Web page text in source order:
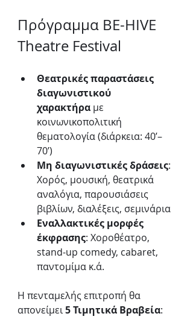
Πρόγραμμα BE-HIVE
Theatre Festival
Θεατρικές παραστάσεις
διαγωνιστικού
χαρακτήρα με
κοινωνικοπολιτική
θεματολογία (διάρκεια: 40’–
70’)
Μη διαγωνιστικές δράσεις:
Χορός, μουσική, θεατρικά
αναλόγια, παρουσιάσεις
βιβλίων, διαλέξεις, σεμινάρια
Εναλλακτικές μορφές
έκφρασης: Χοροθέατρο,
stand-up comedy, cabaret,
παντομίμα κ.ά.
Η πενταμελής επιτροπή θα
απονείμει 5 Τιμητικά Βραβεία: